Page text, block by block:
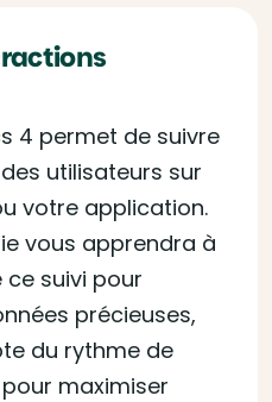
4 permet de suivre
utilisateurs sur
votre application.
vous apprendra à
suivi pour
précieuses,
du rythme de
maximiser